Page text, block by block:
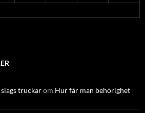
truckarom Hur får man behörighet